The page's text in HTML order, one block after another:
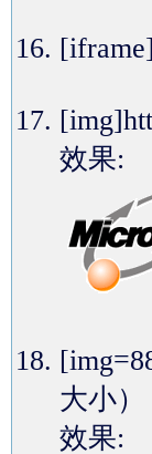
效果:
大小）
效果: